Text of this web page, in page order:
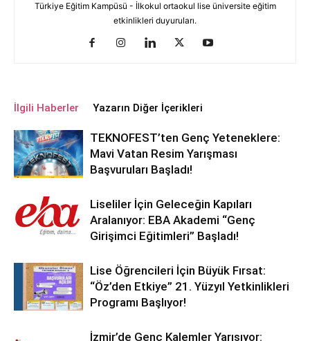
Türkiye Eğitim Kampüsü - İlkokul ortaokul lise üniversite eğitim
etkinlikleri duyuruları.
İlgili Haberler Yazarın Diğer İçerikleri
TEKNOFEST’ten Genç Yeteneklere:
Mavi Vatan Resim Yarışması
Başvuruları Başladı!
Liseliler İçin Geleceğin Kapıları
Aralanıyor: EBA Akademi “Genç
Girişimci Eğitimleri” Başladı!
Lise Öğrencileri İçin Büyük Fırsat:
“Öz’den Etkiye” 21. Yüzyıl Yetkinlikleri
Programı Başlıyor!
İzmir’de Genç Kalemler Yarışıyor: